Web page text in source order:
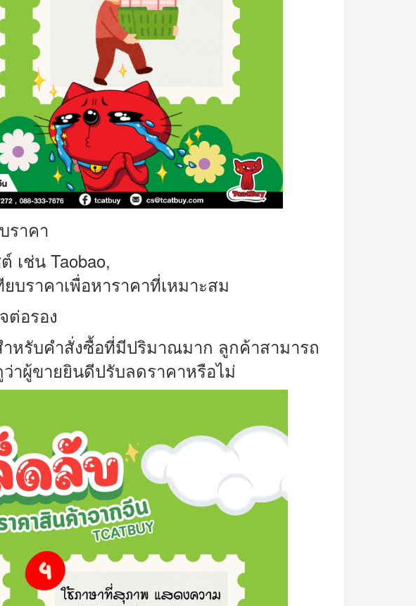
ราคา
เช่น Taobao,
ยบราคาเพื่อหาราคาที่เหมาะสม
ต่อรอง
หรับคำสั่งซื้อที่มีปริมาณมาก ลูกค้าสามารถ
าผู้ขายยินดีปรับลดราคาหรือไม่